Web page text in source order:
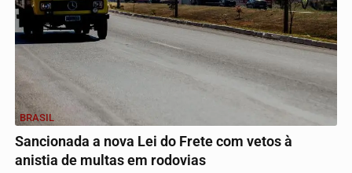
BRASIL
Sancionada a nova Lei do Frete com vetos à
anistia de multas em rodovias